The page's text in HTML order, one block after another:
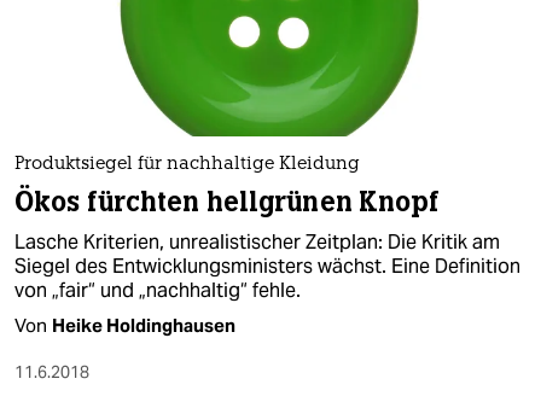
Produktsiegel für nachhaltige Kleidung
Ökos fürchten hellgrünen Knopf
Lasche Kriterien, unrealistischer Zeitplan: Die Kritik am
Siegel des Entwicklungsministers wächst. Eine Definition
von „fair“ und „nachhaltig“ fehle.
Von Heike Holdinghausen
11.6.2018